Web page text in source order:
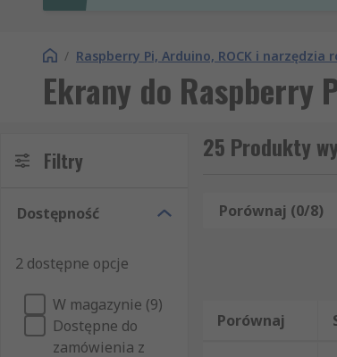
/ Raspberry Pi, Arduino, ROCK i narzędzia
Ekrany do Raspberry
Filtry
Dostępność
2 dostępne opcje
W magazynie (9)
Dostępne do
zamówienia z
25 Produkty
Porównaj (0/8)
Porównaj